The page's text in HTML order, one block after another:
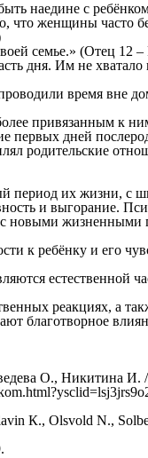
наедине с
женщины часто
семье.» (Отец 12 –
дня. Им не
время вне
привязанным к
первых дней
родительские
период их жизни, с
и выгорание.
с новыми жизненными
к ребёнку и его
естественной
реакциях, а
благотворное
О., Никитина И.
К., Olsvold N.,